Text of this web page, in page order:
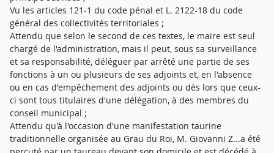
Vu les articles 121-1 du code pénal et L. 2122-18 du code
général des collectivités territoriales ;
Attendu que selon le second de ces textes, le maire est seul
chargé de l'administration, mais il peut, sous sa surveillance
et sa responsabilité, déléguer par arrêté une partie de ses
fonctions à un ou plusieurs de ses adjoints et, en l'absence
ou en cas d'empêchement des adjoints ou dès lors que ceux-
ci sont tous titulaires d'une délégation, à des membres du
conseil municipal ;
Attendu qu'à l'occasion d'une manifestation taurine
traditionnelle organisée au Grau du Roi, M. Giovanni Z...a été